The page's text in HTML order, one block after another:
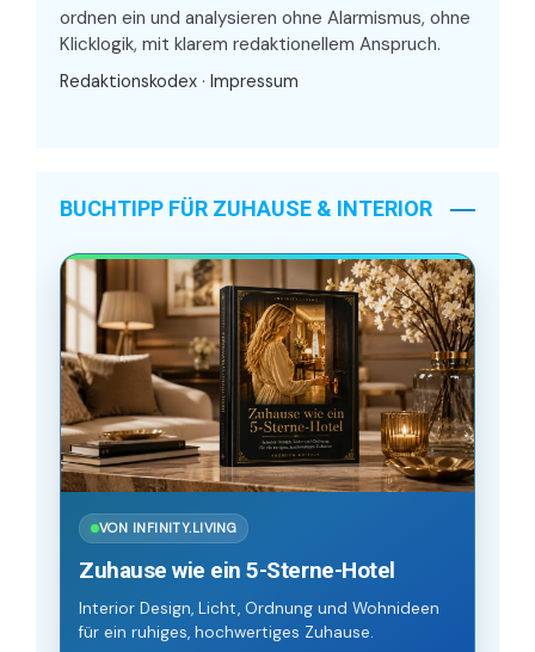
ordnen ein und analysieren ohne Alarmismus, ohne
Klicklogik, mit klarem redaktionellem Anspruch.
Redaktionskodex · Impressum
BUCHTIPP FÜR ZUHAUSE & INTERIOR
VON INFINITY.LIVING
Zuhause wie ein 5-Sterne-Hotel
Interior Design, Licht, Ordnung und Wohnideen
für ein ruhiges, hochwertiges Zuhause.